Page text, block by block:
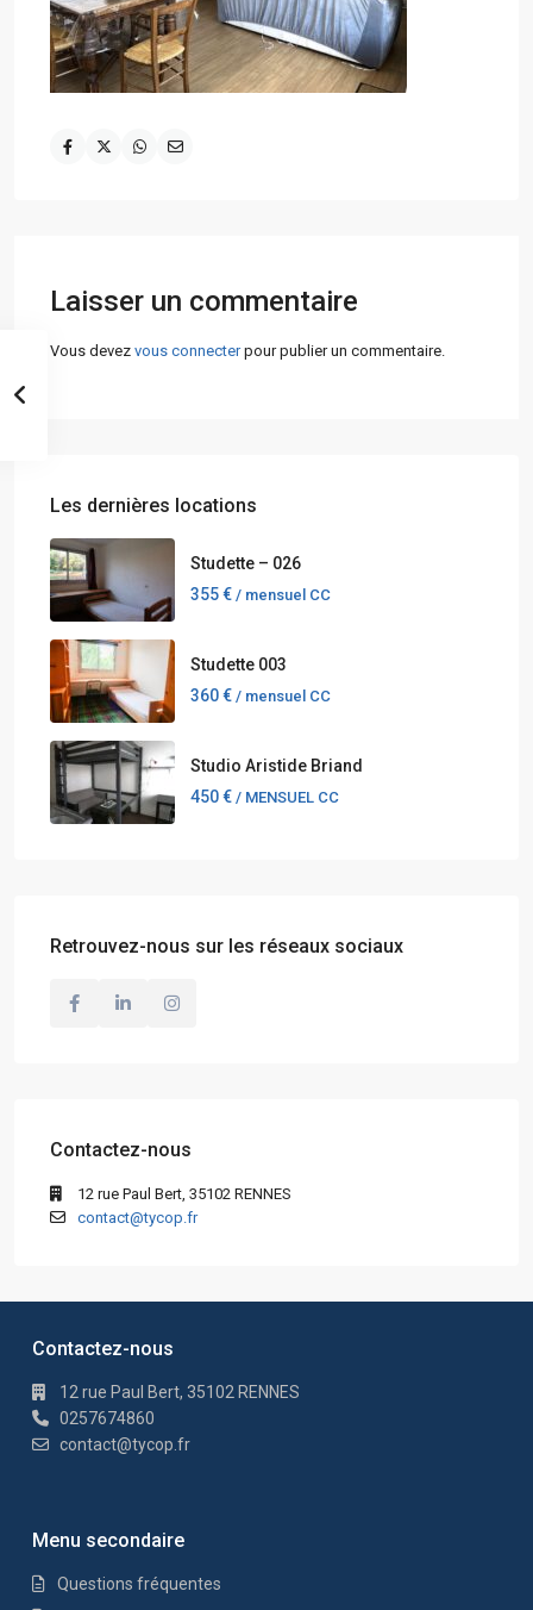
Laisser un commentaire
Vous devez vous connecterpour publier un commentaire.
Les dernières locations
Studette – 026
355 € / mensuel CC
Studette 003
360 € / mensuel CC
Studio Aristide Briand
450 € / MENSUEL CC
Retrouvez-nous sur les réseaux sociaux
Contactez-nous
12 rue Paul Bert, 35102 RENNES
contact@tycop.fr
Contactez-nous
12 rue Paul Bert, 35102 RENNES
0257674860
contact@tycop.fr
Menu secondaire
Questions fréquentes